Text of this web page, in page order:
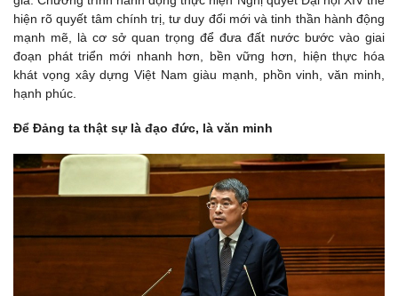
hiện rõ quyết tâm chính trị, tư duy đổi mới và tinh thần hành động
mạnh mẽ, là cơ sở quan trọng để đưa đất nước bước vào giai
đoạn phát triển mới nhanh hơn, bền vững hơn, hiện thực hóa
khát vọng xây dựng Việt Nam giàu mạnh, phồn vinh, văn minh,
hạnh phúc.
Để Đảng ta thật sự là đạo đức, là văn minh